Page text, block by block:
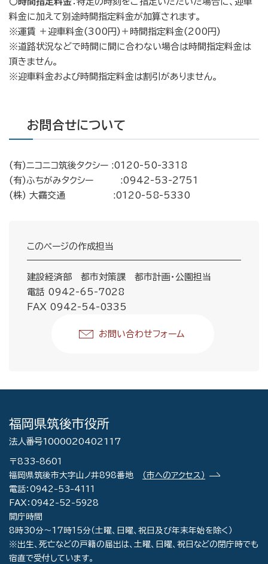
料金に加えて別途時間指定料金が加算されます。
※運賃 ＋迎車料金(300円)＋時間指定料金(200円)
※道路状況などで時間に間に合わない場合は時間指定料金は
頂きません。
※迎車料金および時間指定料金は割引がありません。
お問合せについて
(有)ニコニコ筑後タクシー :0120-50-3318
(有)ふちがみタクシー :0942-53-2751
(株) 大靍交通 :0120-58-5330
このページの作成担当
建設経済部 都市対策課 都市計画・公園担当
電話 0942-65-7028
FAX 0942-54-0335
お問い合わせフォーム
福岡県筑後市役所
法人番号1000020402117
〒833-8601
福岡県筑後市大字山ノ井898番地
（市へのアクセス）
電話：0942-53-4111
FAX：0942-52-5928
開庁時間
8時30分～17時15分（土曜、日曜、祝日及び年末年始を除く）
※出生、死亡などの戸籍の届出は、土曜、日曜、祝日などの閉庁時でも
宿直で受付しています。